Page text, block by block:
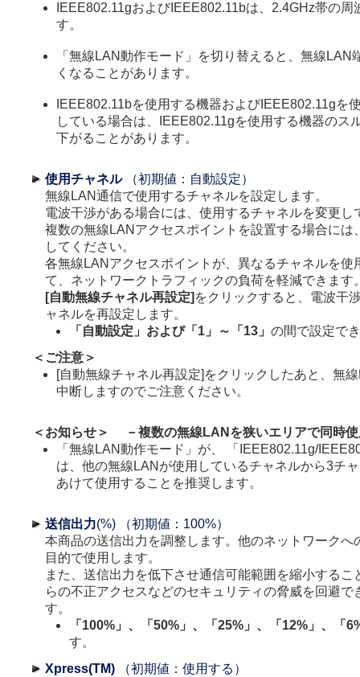
IEEE802.11gおよびIEEE802.11bは、2.4GHz帯の周
す。
「無線LAN動作モード」を切り替えると、無線LAN
くなることがあります。
IEEE802.11bを使用する機器およびIEEE802.11gを
している場合は、IEEE802.11gを使用する機器のス
下がることがあります。
使用チャネル
（初期値：自動設定）
無線LAN通信で使用するチャネルを設定します。
電波干渉がある場合には、使用するチャネルを変更し
複数の無線LANアクセスポイントを設置する場合には
してください。
各無線LANアクセスポイントが、異なるチャネルを使
て、ネットワークトラフィックの負荷を軽減できます
[自動無線チャネル再設定] をクリックすると、電波干
ャネルを再設定します。
「自動設定」および「1」～「13」 の間で設定で
＜ご注意＞
[自動無線チャネル再設定]をクリックしたあと、無
中断しますのでご注意ください。
＜お知らせ＞ －複数の無線LANを狭いエリアで同時
「無線LAN動作モード」が、 「IEEE802.11g/
は、他の無線LANが使用しているチャネルから3チ
あけて使用することを推奨します。
送信出力(%) （初期値：100%）
本商品の送信出力を調整します。他のネットワークへ
目的で使用します。
また、送信出力を低下させ通信可能範囲を縮小するこ
らの不正アクセスなどのセキュリティの脅威を回避で
す。
「100%」、「50%」、「25%」、「12%」、「
す。
Xpress(TM) （初期値：使用する）